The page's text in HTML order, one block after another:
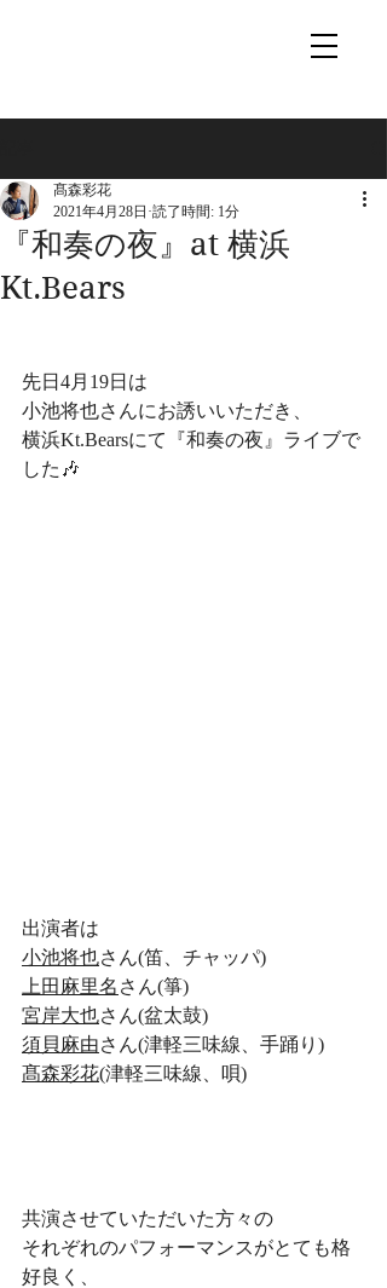
『和奏の夜』at 横浜
Kt.Bears
髙森彩花
2021年4月28日 読了時間: 1分
先日4月19日は
小池将也さんにお誘いいただき、
横浜Kt.Bearsにて『和奏の夜』ライブで
した🎶
出演者は
小池将也さん(笛、チャッパ)
上田麻里名 さん(箏)
宮岸大也さん(盆太鼓)
須貝麻由さん(津軽三味線、手踊り)
髙森彩花(津軽三味線、唄)
共演させていただいた方々の
それぞれのパフォーマンスがとても格
好良く、